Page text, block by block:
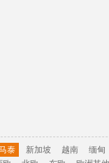
泰 新加坡 越南 缅甸